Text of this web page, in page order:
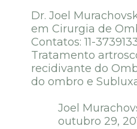
Dr. Joel
em Cirurgia de
Contatos: 11-
Tratamento
recidivante do
do ombro e
Joel
outubro 29,